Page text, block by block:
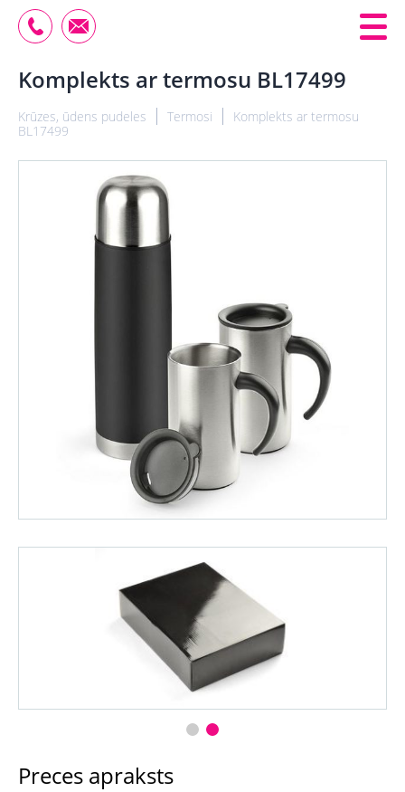
Komplekts ar termosu BL17499
Krūzes, ūdens pudeles Termosi
Komplekts ar termosu
BL17499
Preces apraksts